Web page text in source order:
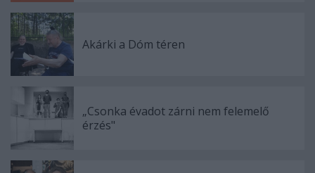
Akárki a Dóm téren
„Csonka évadot zárni nem felemelő
érzés"